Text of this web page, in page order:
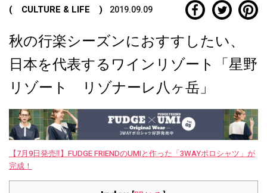
( CULTURE & LIFE ) 2019.09.09
秋の行楽シーズンにおすすしたい、
日本を代表するワインリゾート「星野
リゾート リゾナーレ八ヶ岳」
【7月9日発売‼︎】FUDGE FRIENDのUMIと作った「3WAYポロシャツ」が
完成！